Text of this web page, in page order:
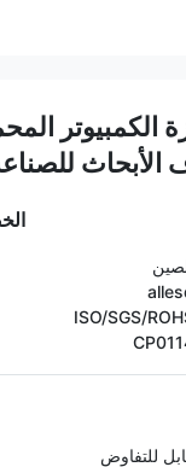
الكمبيوتر
ISO/SGS/
للتفاوض